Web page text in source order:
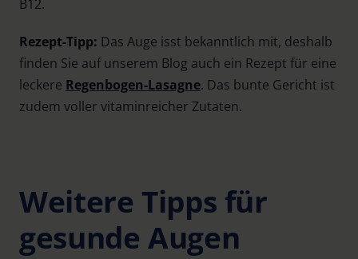
B12.
Rezept-Tipp: Das Auge isst bekanntlich mit, deshalb
finden Sie auf unserem Blog auch ein Rezept für eine
leckere Regenbogen-Lasagne. Das bunte Gericht ist
zudem voller vitaminreicher Zutaten.
Weitere Tipps für
gesunde Augen